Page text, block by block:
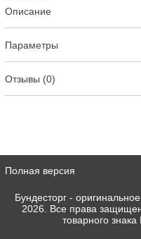
Описание
Параметры
Отзывы (0)
Полная версия
Бундесторг -
2026. Все права
товарного